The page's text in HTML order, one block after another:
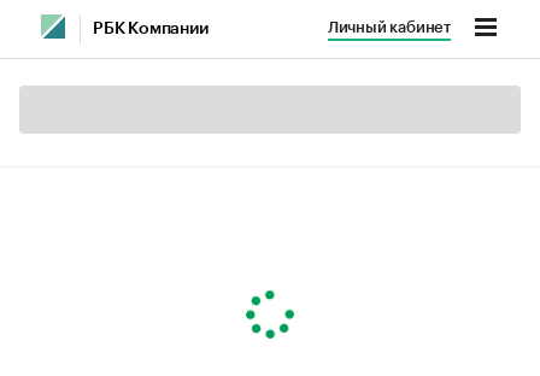
РБК Компании Личный кабинет